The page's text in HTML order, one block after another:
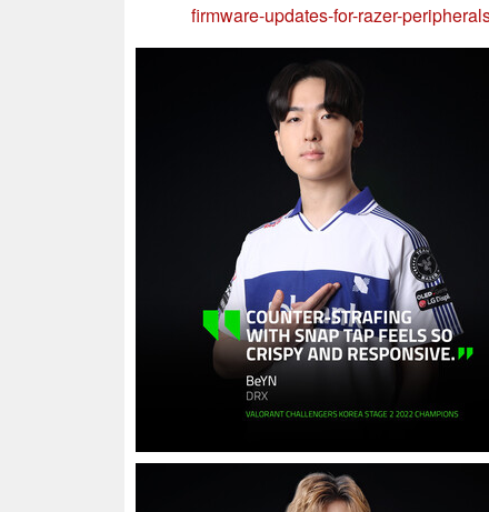
firmware-updates-for-razer-